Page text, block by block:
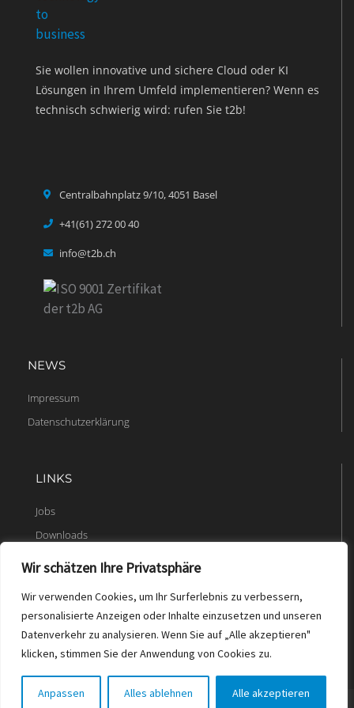
Wir schätzen Ihre Privatsphäre
Wir verwenden Cookies, um Ihr Surferlebnis zu verbessern,
personalisierte Anzeigen oder Inhalte einzusetzen und unseren
Datenverkehr zu analysieren. Wenn Sie auf „Alle akzeptieren"
klicken, stimmen Sie der Anwendung von Cookies zu.
Anpassen Alles ablehnen Alle akzeptieren
Sie wollen innovative und sichere Cloud oder KI
Lösungen in Ihrem Umfeld implementieren? Wenn es
technisch schwierig wird: rufen Sie t2b!
Centralbahnplatz 9/10, 4051 Basel
+41(61) 272 00 40
info@t2b.ch
NEWS
Impressum
Datenschutzerklärung
LINKS
Jobs
Downloads